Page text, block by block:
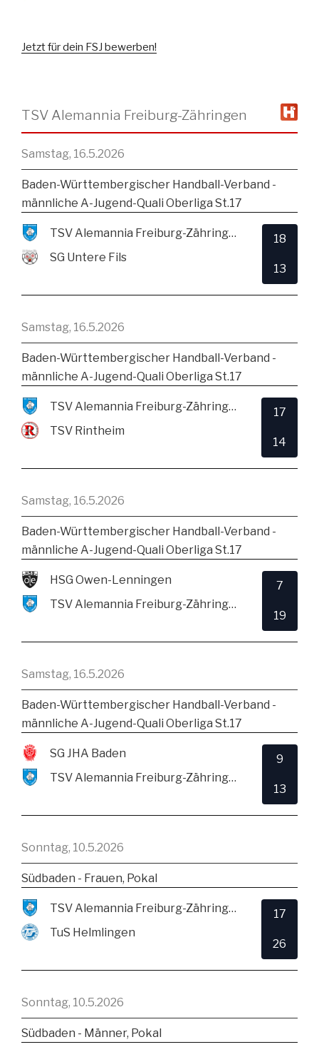
Jetzt für dein FSJ bewerben!
TSV Alemannia Freiburg-Zähringen
Samstag, 16.5.2026
Baden-Württembergischer Handball-Verband -
männliche A-Jugend-Quali Oberliga St.17
TSV Alemannia Freiburg-Zähringen
SG Untere Fils
18
13
Samstag, 16.5.2026
Baden-Württembergischer Handball-Verband -
männliche A-Jugend-Quali Oberliga St.17
TSV Alemannia Freiburg-Zähringen
TSV Rintheim
17
14
Samstag, 16.5.2026
Baden-Württembergischer Handball-Verband -
männliche A-Jugend-Quali Oberliga St.17
HSG Owen-Lenningen
TSV Alemannia Freiburg-Zähringen
7
19
Samstag, 16.5.2026
Baden-Württembergischer Handball-Verband -
männliche A-Jugend-Quali Oberliga St.17
SG JHA Baden
TSV Alemannia Freiburg-Zähringen
9
13
Sonntag, 10.5.2026
Südbaden - Frauen, Pokal
TSV Alemannia Freiburg-Zähringen
TuS Helmlingen
17
26
Sonntag, 10.5.2026
Südbaden - Männer, Pokal